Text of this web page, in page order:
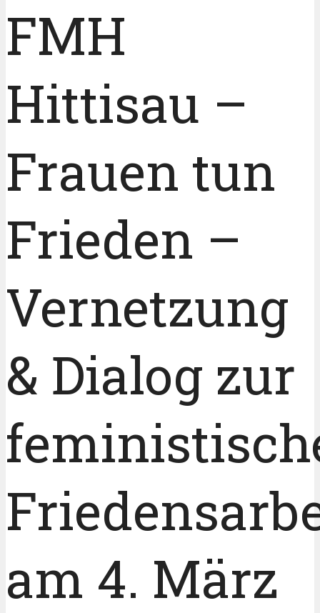
FMH
Hittisau –
Frauen tun
Frieden –
Vernetzung
& Dialog zur
am 4. März